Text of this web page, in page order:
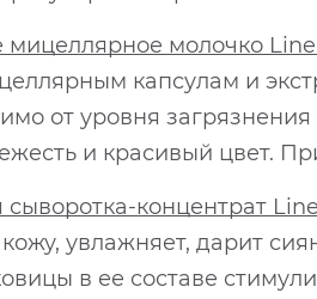
молочко
капсулам и
от уровня
и красивый цвет.
концентрат
увлажняет, дарит
в ее составе